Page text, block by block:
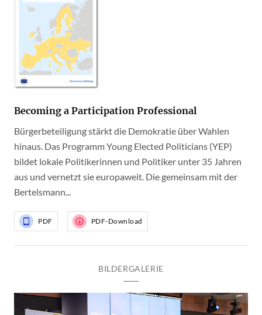
Becoming a Participation Professional
Bürgerbeteiligung stärkt die Demokratie über Wahlen
hinaus. Das Programm Young Elected Politicians (YEP)
bildet lokale Politikerinnen und Politiker unter 35 Jahren
aus und vernetzt sie europaweit. Die gemeinsam mit der
Bertelsmann...
PDF PDF-Download
BILDERGALERIE